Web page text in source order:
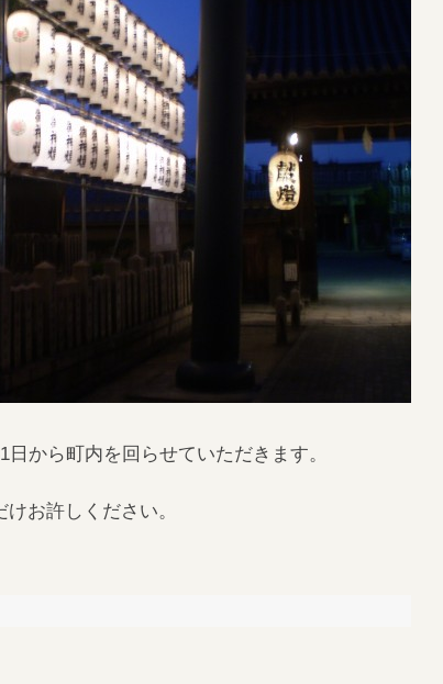
から町内を回らせていただきます。
お許しください。